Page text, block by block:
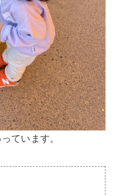
ています。